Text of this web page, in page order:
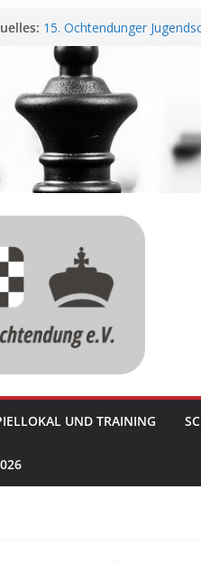
15. Ochtendunger
Erfolg
Schachfreunde
Vereinbarung für Vereine
Schachfreunde mit
Nadir Üstüntas überragt
Einladung zur
Meisterschaft und
UND TRAINING